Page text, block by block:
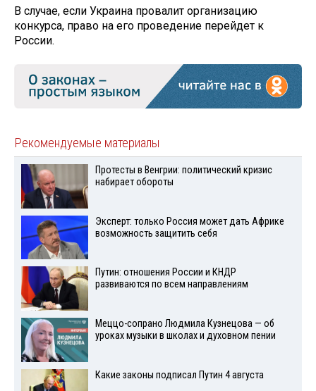
В случае, если Украина провалит организацию
конкурса, право на его проведение перейдет к
России.
Рекомендуемые материалы
Протесты в Венгрии: политический кризис
набирает обороты
Эксперт: только Россия может дать Африке
возможность защитить себя
Путин: отношения России и КНДР
развиваются по всем направлениям
Меццо-сопрано Людмила Кузнецова — об
уроках музыки в школах и духовном пении
Какие законы подписал Путин 4 августа